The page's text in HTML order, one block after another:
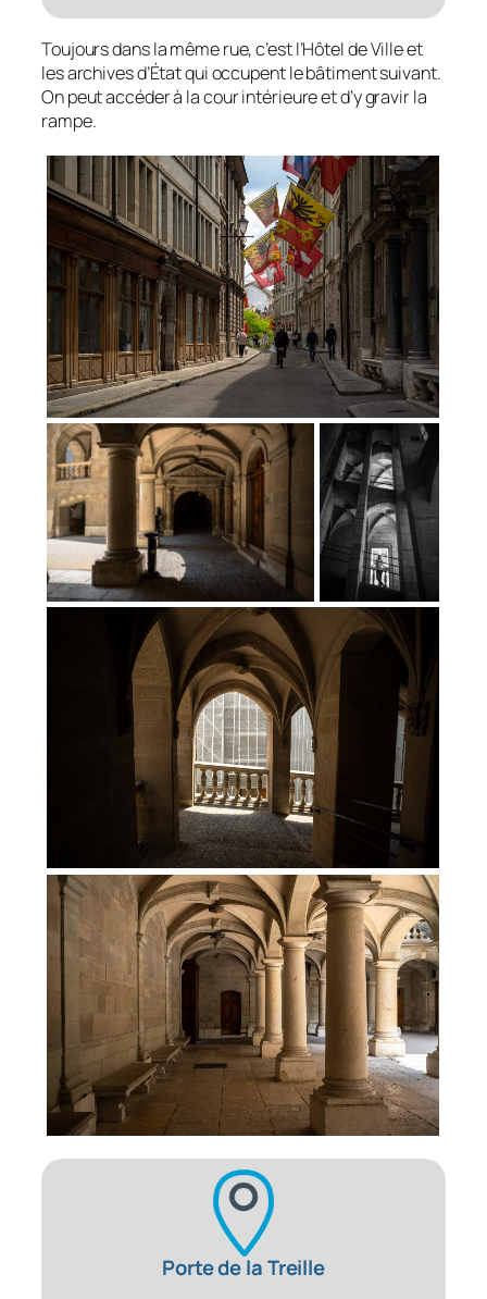
Toujours dans la même rue, c’est l’Hôtel de Ville et
les archives d’État qui occupent le bâtiment suivant.
On peut accéder à la cour intérieure et d’y gravir la
rampe.
Porte de la Treille